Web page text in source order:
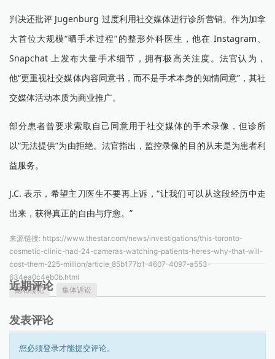
判决还批评 Jugenburg 过度利用社交媒体进行诊所营销。作为加拿
大首位大规模“晒手术过程”的整形外科医生，他在 Instagram、
Snapchat 上发布大量手术细节，拥有极高关注度。法官认为，
他“更重视社交媒体内容同意书，而不是手术本身的知情同意”，其社
交媒体活动本质为商业推广。
部分患者曾要求索取自己同意用于社交媒体的手术录像，但诊所
以“无法提供”为由拒绝。法官指出，监控录像的目的从未是为患者利
益服务。
J.C. 表示，希望主刀医生不要再上诉，“让我们可以从这段经历中走
出来，获得真正的自由与疗愈。”
来源链接: https://www.thestar.com/news/investigations/this-toronto-
cosmetic-clinic-had-24-cameras-watching-patients-heres-why-that-will-
cost-them-225-million/article_85b177b1-4607-4097-a553-
634ea0c4eb0b.html
隐私侵犯
集体诉讼
近期评论
发表评论
您必须登录才能提交评论。